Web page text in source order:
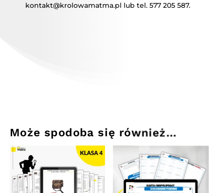
kontakt@krolowamatma.pl lub tel. 577 205 587.
Może spodoba się również…